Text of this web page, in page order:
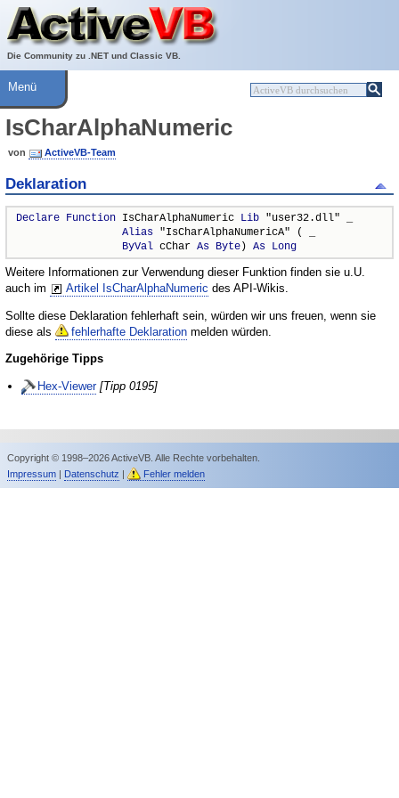
Die Community zu .NET und Classic VB.
Über ActiveVB
Hilfe
Menü
IsCharAlphaNumeric
von ActiveVB-Team
Deklaration
Declare Function IsCharAlphaNumeric Lib "user32.dll" _
Alias "IsCharAlphaNumericA" ( _
ByVal cChar As Byte) As Long
Weitere Informationen zur Verwendung dieser Funktion finden sie u.U.
auch im
Artikel IsCharAlphaNumeric des API-Wikis.
Sollte diese Deklaration fehlerhaft sein, würden wir uns freuen, wenn sie
diese als
fehlerhafte Deklaration melden würden.
Zugehörige Tipps
Hex-Viewer [Tipp 0195]
Copyright © 1998–2026 ActiveVB. Alle Rechte vorbehalten.
Impressum| Datenschutz | Fehler melden